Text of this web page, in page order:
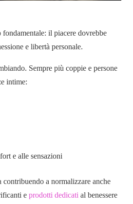
fondamentale: il piacere dovrebbe
e libertà personale.
Sempre più coppie e persone
intime:
e alle sensazioni
contribuendo a normalizzare anche
e prodotti dedicati al benessere